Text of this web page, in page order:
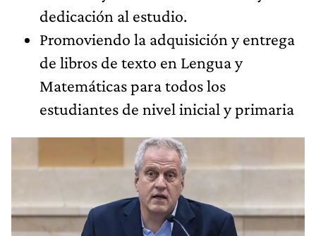
dedicación al estudio.
Promoviendo la adquisición y entrega
de libros de texto en Lengua y
Matemáticas para todos los
estudiantes de nivel inicial y primaria